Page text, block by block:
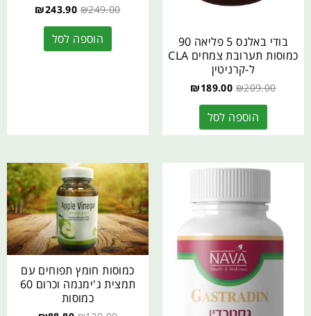
בודי באלנס 5 פליאה 90
כמוסות תערובת צמחים CLA
ל-קרניטין
₪209.00
₪189.00
הוספה לסל
₪249.00
₪243.90
הוספה לסל
כמוסות חומץ תפוחים עם
תמצית ג'ימנמה וכרום 60
כמוסות